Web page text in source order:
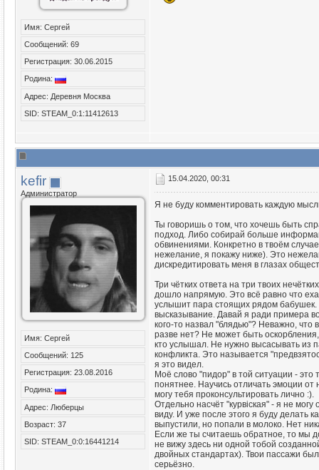
Имя: Сергей
Сообщений: 69
Регистрация: 30.06.2015
Родина:
Адрес: Деревня Москва
SID: STEAM_0:1:11412613
kefir
Администратор
Имя: Сергей
Сообщений: 125
Регистрация: 23.08.2016
Родина:
Адрес: Люберцы
Возраст: 37
SID: STEAM_0:0:16441214
15.04.2020, 00:31
Я не буду комментировать каждую
Ты говоришь о том, что хочешь быть
подход. Либо собирай больше
обвинениями. Конкретно в твоём
нежелание, я покажу ниже). Это
дискредитировать меня в глазах
Три чётких ответа на три твоих
дошло напрямую. Это всё равно что
услышит пара стоящих рядом бабушек.
высказывание. Давай я ради примера
кого-то назвал "блядью"? Неважно, что
разве нет? Не может быть оскорбления,
кто услышал. Не нужно высасывать из
конфликта. Это называется
я это видел.
Моё слово "пидор" в той ситуации - это
понятнее. Научись отличать эмоции
могу тебя проконсультировать лично :).
Отдельно насчёт "курвiская" - я не
виду. И уже после этого я буду делать
выпустили, но попали в молоко. Нет
Если же ты считаешь обратное, то мы
не вижу здесь ни одной тобой
двойных стандартах). Твои пассажи
серьёзно.